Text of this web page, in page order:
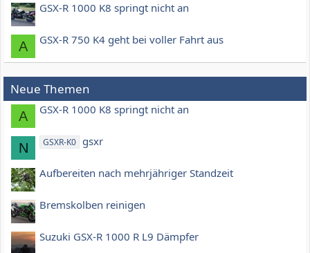
GSX-R 1000 K8 springt nicht an
A GSX-R 750 K4 geht bei voller Fahrt aus
Neue Themen
A GSX-R 1000 K8 springt nicht an
N GSXR-K0 gsxr
Aufbereiten nach mehrjähriger Standzeit
Bremskolben reinigen
Suzuki GSX-R 1000 R L9 Dämpfer